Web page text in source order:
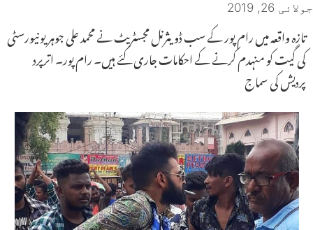
جولائی 26, 2019
تازہ واقعہ میں رام پور کے سب ڈویثرنل مجسٹریٹ نے محمد علی جوہر یونیورسٹی
کی گیت کو منہدم کرنے کے احکامات جاری کئے ہیں۔ رام پور۔ اترپرد
پردیش کی سماج